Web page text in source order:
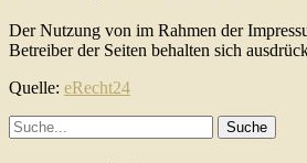
Der Nutzung von im Rahmen der
Betreiber der Seiten behalten sich
Quelle: eRecht24